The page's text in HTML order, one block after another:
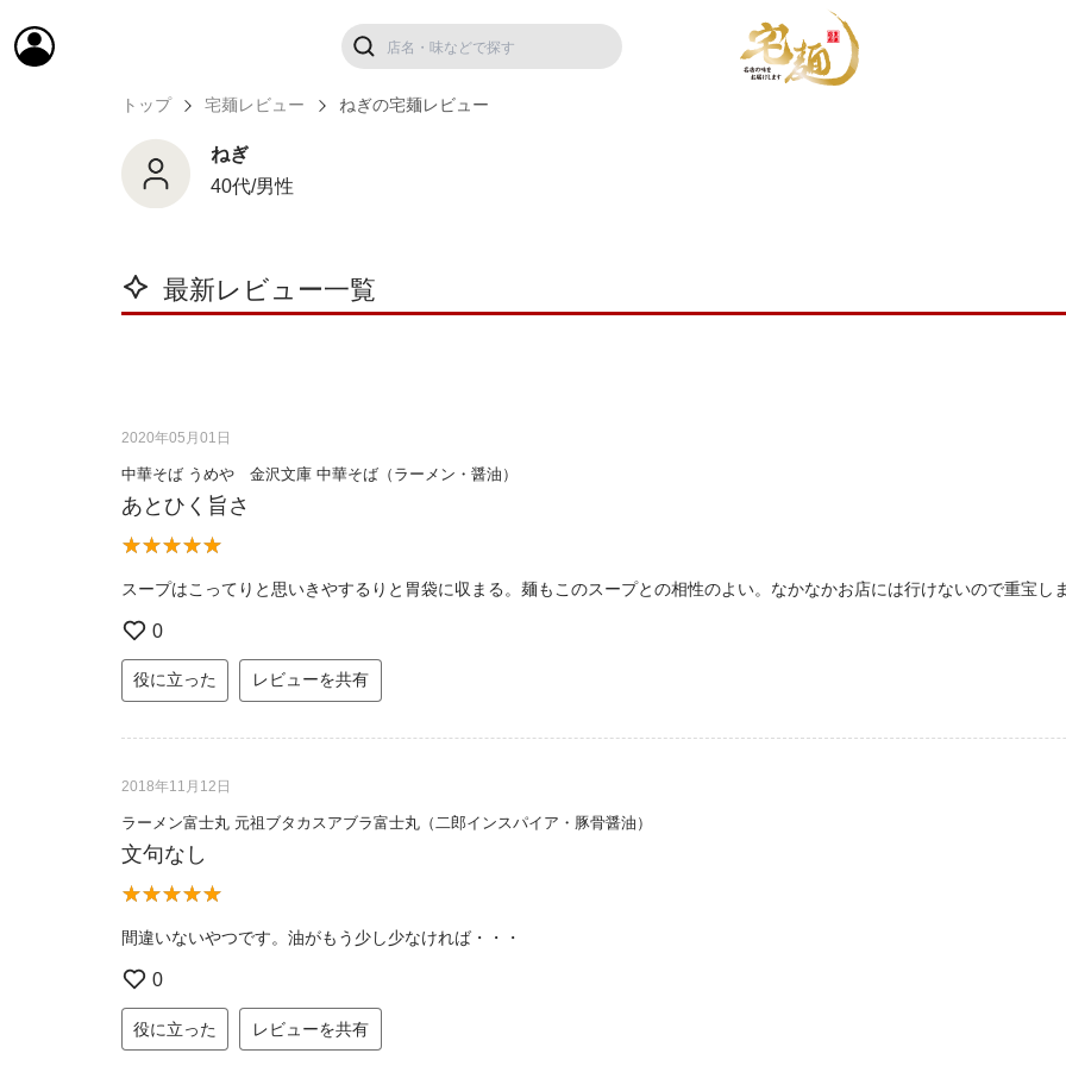
トップ 宅麺レビュー ねぎの宅麺レビュー
ねぎ
40代/男性
最新レビュー一覧
2020年05月01日
中華そば うめや 金沢文庫 中華そば（ラーメン・醤油）
あとひく旨さ
スープはこってりと思いきやするりと胃袋に収まる。麺もこのスープとの相性のよい。なかなかお店には行けないので重宝し
0
役に立った レビューを共有
2018年11月12日
ラーメン富士丸 元祖ブタカスアブラ富士丸（二郎インスパイア・豚骨醤油）
文句なし
間違いないやつです。油がもう少し少なければ・・・
0
役に立った レビューを共有